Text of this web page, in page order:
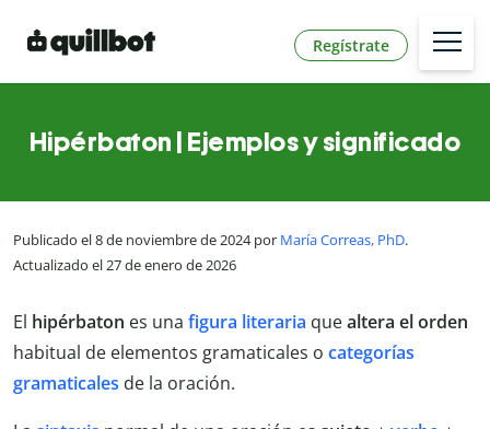
Regístrate
Hipérbaton | Ejemplos y significado
Publicado el 8 de noviembre de 2024 por María Correas, PhD.
Actualizado el 27 de enero de 2026
El hipérbaton es una figura literaria quealtera el orden
habitual de elementos gramaticales o categorías
gramaticales de la oración.